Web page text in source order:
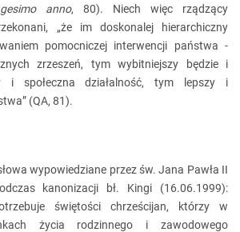
anno, 80). Niech więc rządzący
„że im doskonalej hierarchiczny
pomocniczej interwencji państwa -
zrzeszeń, tym wybitniejszy będzie i
i społeczna działalność, tym lepszy i
(QA, 81).
wypowiedziane przez św. Jana Pawła II
kanonizacji bł. Kingi (16.06.1999):
świętości chrześcijan, którzy w
życia rodzinnego i zawodowego